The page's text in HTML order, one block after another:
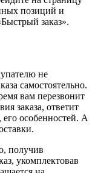
позиций и
заказ».
не
самостоятельно.
вам перезвонит
заказа, ответит
особенностей. А
получив
укомплектовав